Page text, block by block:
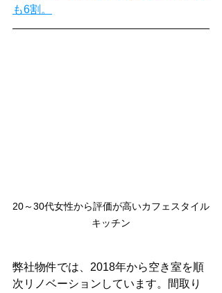
も6割。
20～30代女性から評価が高いカフェスタイル
キッチン
弊社物件では、2018年から空き室を順
次リノベーションしています。間取り